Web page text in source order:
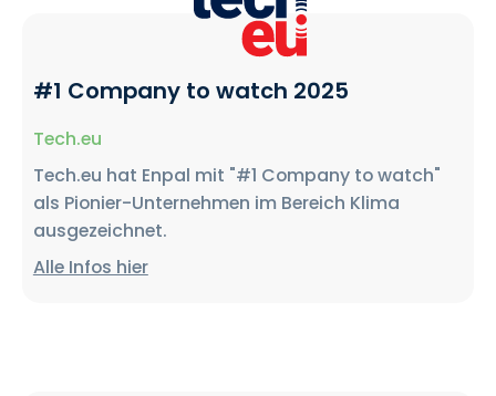
#1 Company to watch 2025
Tech.eu
Tech.eu hat Enpal mit "#1 Company to watch"
als Pionier-Unternehmen im Bereich Klima
ausgezeichnet.
Alle Infos hier